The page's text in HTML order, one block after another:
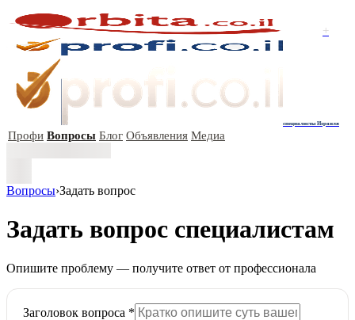
+
специалисты Израиля
Профи Вопросы Блог Объявления Медиа
Вопросы›Задать вопрос
Задать вопрос специалистам
Опишите проблему — получите ответ от профессионала
Заголовок вопроса *